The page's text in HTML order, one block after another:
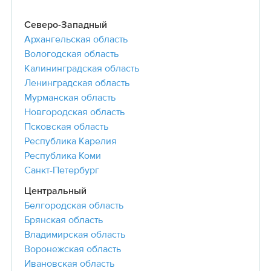
Северо-Западный
Архангельская область
Вологодская область
Калининградская область
Ленинградская область
Мурманская область
Новгородская область
Псковская область
Республика Карелия
Республика Коми
Санкт-Петербург
Центральный
Белгородская область
Брянская область
Владимирская область
Воронежская область
Ивановская область